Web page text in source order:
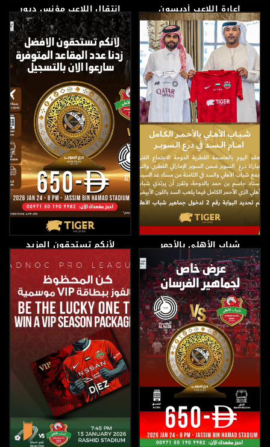
إعارة اللاعب أديسون
سواريس
4 فبراير، 2026
انتقال اللاعب مؤنس دبور
25 يناير، 2026
شباب الأهلي بالأحمر
الكامل امام السد
23 يناير، 2026
لأنكم تستحقون المزيد
21 يناير، 2026